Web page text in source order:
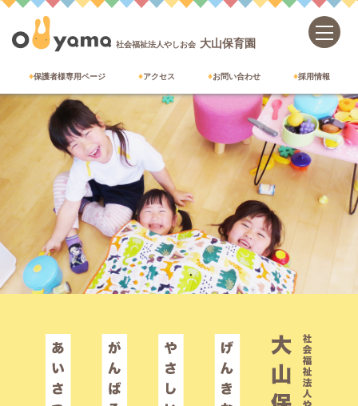
社会福祉法人やしお会 大山保育園
保護者様専用ページ アクセス お問い合わせ 採用情報